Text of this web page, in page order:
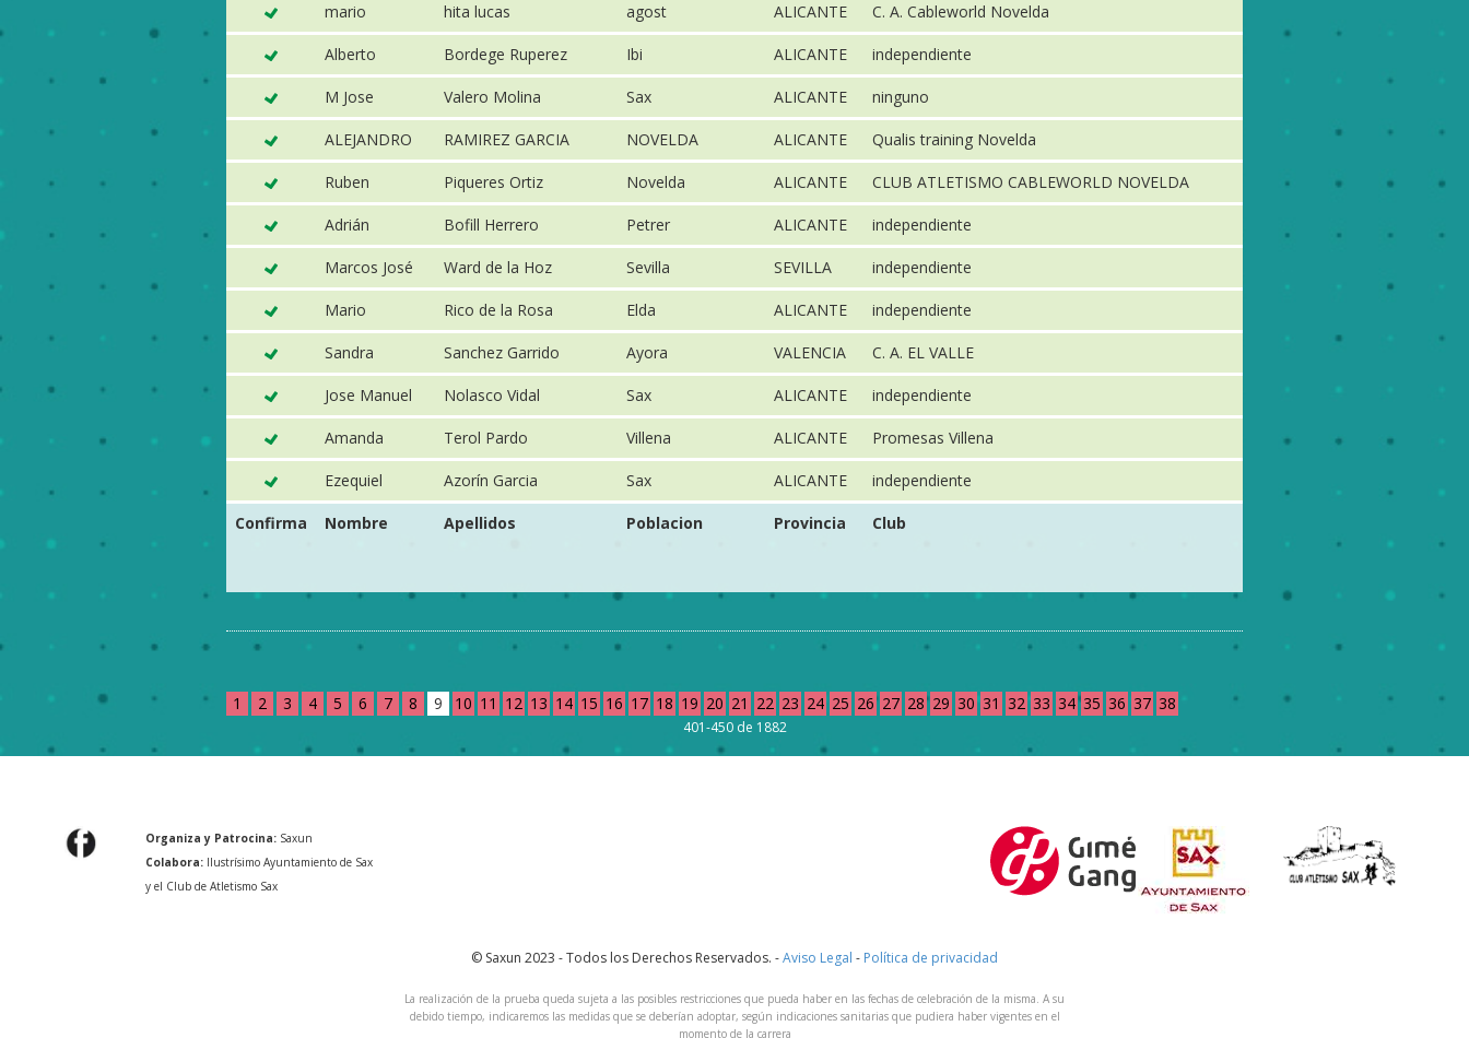
Confirma Nombre Apellidos Poblacion Provincia Club
mario hita lucas agost ALICANTE C. A. Cableworld Novelda
Alberto Bordege Ruperez Ibi ALICANTE independiente
M Jose Valero Molina Sax ALICANTE ninguno
ALEJANDRO RAMIREZ GARCIA NOVELDA ALICANTE Qualis training Novelda
Ruben Piqueres Ortiz Novelda ALICANTE CLUB ATLETISMO CABLEWORLD NOVELDA
Adrián Bofill Herrero Petrer ALICANTE independiente
Marcos José Ward de la Hoz Sevilla SEVILLA independiente
Mario Rico de la Rosa Elda ALICANTE independiente
Sandra Sanchez Garrido Ayora VALENCIA C. A. EL VALLE
Jose Manuel Nolasco Vidal Sax ALICANTE independiente
Amanda Terol Pardo Villena ALICANTE Promesas Villena
Ezequiel Azorín Garcia Sax ALICANTE independiente
1 2 3 4 5 6 7 8 9 10 11 12 13 14 15 16 17 18 19 20 21 22 23 24 25 26 27 28 29 30 31 32 33 34 35 36 37 38
401-450 de 1882
Organiza y Patrocina:Saxun
Colabora:Ilustrísimo Ayuntamiento de Sax
y el Club de Atletismo Sax
© Saxun 2023 - Todos los Derechos Reservados. -Aviso Legal - Política de privacidad
La realización de la prueba queda sujeta a las posibles restricciones que pueda haber en las fechas de celebración de la misma. A su
debido tiempo, indicaremos las medidas que se deberían adoptar, según indicaciones sanitarias que pudiera haber vigentes en el
momento de la carrera